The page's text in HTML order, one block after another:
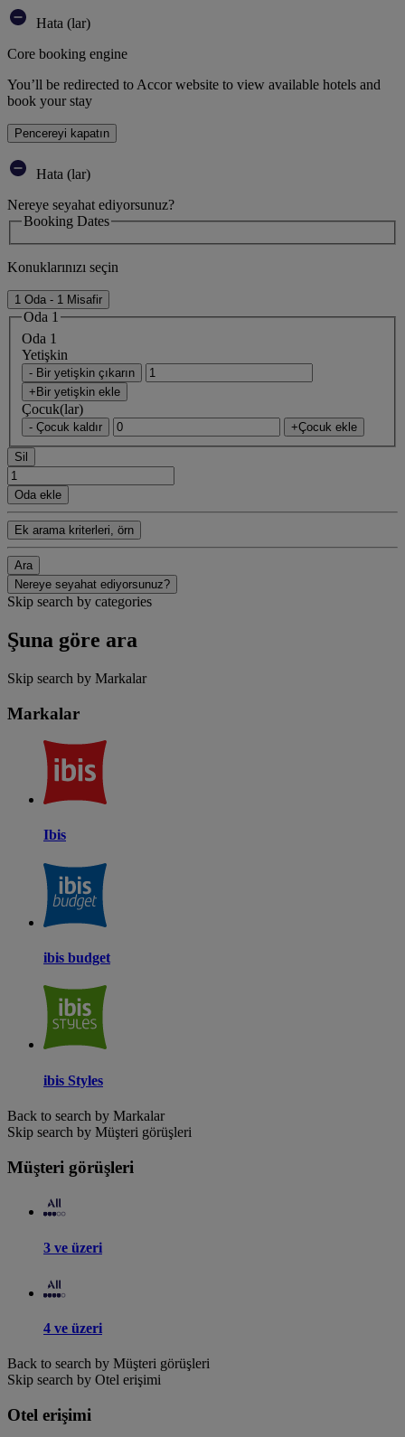
Hata (lar)
Core booking engine
You’ll be redirected to Accor website to view available hotels and
book your stay
Pencereyi kapatın
Hata (lar)
Nereye seyahat ediyorsunuz?
Booking Dates
Konuklarınızı seçin
1 Oda - 1 Misafir
Oda 1
Oda 1
Yetişkin
- Bir yetişkin çıkarın
+Bir yetişkin ekle
Çocuk(lar)
- Çocuk kaldır +Çocuk ekle
Sil
Oda ekle
Ek arama kriterleri, örn
Ara
Nereye seyahat ediyorsunuz?
Skip search by categories
Şuna göre ara
Skip search by Markalar
Markalar
Ibis
ibis budget
ibis Styles
Back to search by Markalar
Skip search by Müşteri görüşleri
Müşteri görüşleri
3 ve üzeri
4 ve üzeri
Back to search by Müşteri görüşleri
Skip search by Otel erişimi
Otel erişimi